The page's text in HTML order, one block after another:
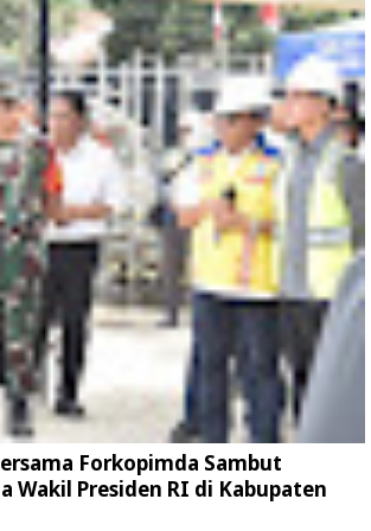
Forkopimda Sambut
Wakil Presiden RI di Kabupaten